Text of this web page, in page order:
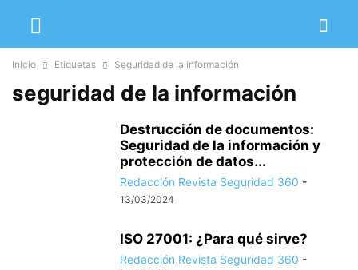
Inicio Etiquetas Seguridad de la información
seguridad de la información
Destrucción de documentos:
Seguridad de la información y
protección de datos...
Redacción Revista Seguridad 360 -
13/03/2024
ISO 27001: ¿Para qué sirve?
Redacción Revista Seguridad 360 -